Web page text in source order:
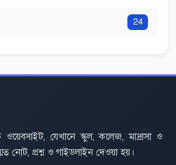
24
ওয়েবসাইট, যেখানে স্কুল, কলেজ, মাদ্রাসা ও
নোট, প্রশ্ন ও গাইডলাইন দেওয়া হয়।